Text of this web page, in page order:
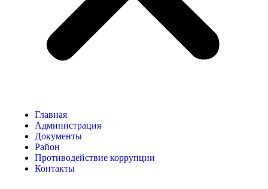
Главная
Администрация
Документы
Район
Противодействие коррупции
Контакты